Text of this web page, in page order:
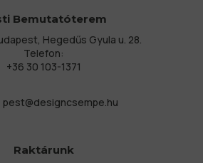
Bemutatóterem
Hegedűs Gyula u. 28.
Telefon:
+36 30 103-1371
pest@designcsempe.hu
Raktárunk